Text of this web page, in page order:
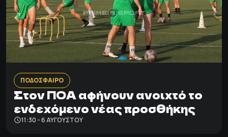
ΠΟΔΟΣΦΑΙΡΟ
Στον ΠΟΑ αφήνουν ανοιχτό το
ενδεχόμενο νέας προσθήκης
11:30 - 6 ΑΥΓΟΎΣΤΟΥ